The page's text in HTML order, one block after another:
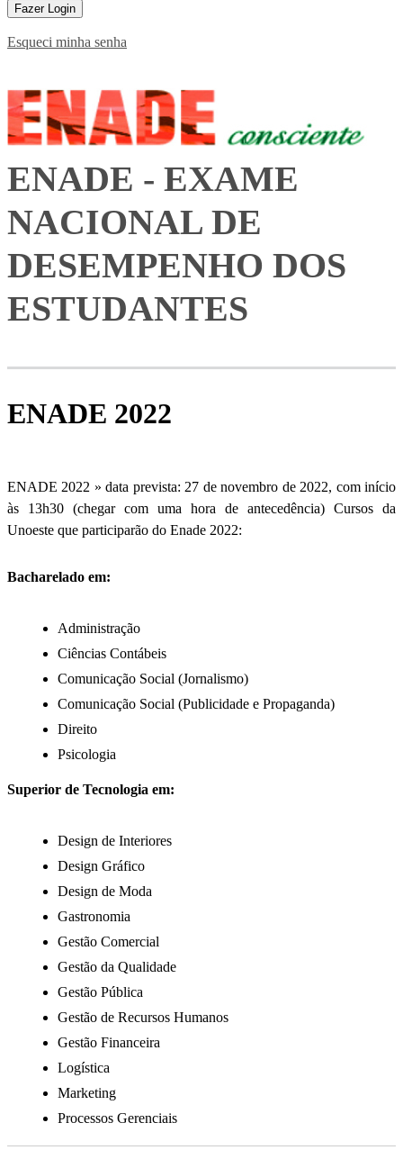
Fazer Login
Esqueci minha senha
ENADE - EXAME
NACIONAL DE
DESEMPENHO DOS
ESTUDANTES
ENADE 2022
ENADE 2022 » data prevista: 27 de novembro de 2022, com início
às 13h30 (chegar com uma hora de antecedência) Cursos da
Unoeste que participarão do Enade 2022:
Bacharelado em:
Administração
Ciências Contábeis
Comunicação Social (Jornalismo)
Comunicação Social (Publicidade e Propaganda)
Direito
Psicologia
Superior de Tecnologia em:
Design de Interiores
Design Gráfico
Design de Moda
Gastronomia
Gestão Comercial
Gestão da Qualidade
Gestão Pública
Gestão de Recursos Humanos
Gestão Financeira
Logística
Marketing
Processos Gerenciais